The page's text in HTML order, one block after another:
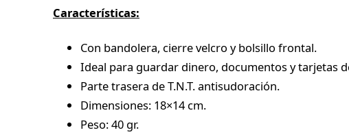
Características:
Con bandolera, cierre velcro y bolsillo frontal.
Ideal para guardar dinero, documentos y tarjetas
Parte trasera de T.N.T. antisudoración.
Dimensiones: 18×14 cm.
Peso: 40 gr.